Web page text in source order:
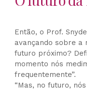
Então, o Prof.
avançando sobre a
futuro próximo?
momento nós
frequentemente”.
“Mas, no futuro,